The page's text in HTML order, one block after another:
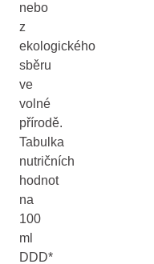
nebo
z
ekologického
sběru
ve
volné
přírodě.
Tabulka
nutričních
hodnot
na
100
ml
DDD*